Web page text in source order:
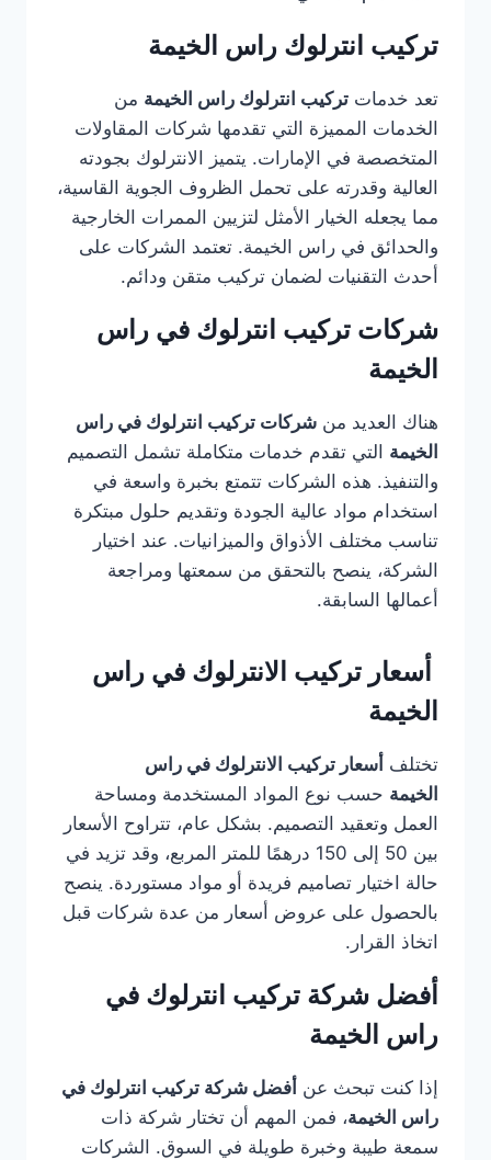
تركيب انترلوك راس الخيمة
تعد خدمات تركيب انترلوك راس الخيمة من
الخدمات المميزة التي تقدمها شركات المقاولات
المتخصصة في الإمارات. يتميز الانترلوك بجودته
العالية وقدرته على تحمل الظروف الجوية القاسية،
مما يجعله الخيار الأمثل لتزيين الممرات الخارجية
والحدائق في راس الخيمة. تعتمد الشركات على
أحدث التقنيات لضمان تركيب متقن ودائم.
شركات تركيب انترلوك في راس
الخيمة
هناك العديد من شركات تركيب انترلوك في راس
الخيمة التي تقدم خدمات متكاملة تشمل التصميم
والتنفيذ. هذه الشركات تتمتع بخبرة واسعة في
استخدام مواد عالية الجودة وتقديم حلول مبتكرة
تناسب مختلف الأذواق والميزانيات. عند اختيار
الشركة، ينصح بالتحقق من سمعتها ومراجعة
أعمالها السابقة.
أسعار تركيب الانترلوك في راس
الخيمة
تختلف أسعار تركيب الانترلوك في راس
الخيمة حسب نوع المواد المستخدمة ومساحة
العمل وتعقيد التصميم. بشكل عام، تتراوح الأسعار
بين 50 إلى 150 درهمًا للمتر المربع، وقد تزيد في
حالة اختيار تصاميم فريدة أو مواد مستوردة. ينصح
بالحصول على عروض أسعار من عدة شركات قبل
اتخاذ القرار.
أفضل شركة تركيب انترلوك في
راس الخيمة
إذا كنت تبحث عن أفضل شركة تركيب انترلوك في
راس الخيمة، فمن المهم أن تختار شركة ذات
سمعة طيبة وخبرة طويلة في السوق. الشركات